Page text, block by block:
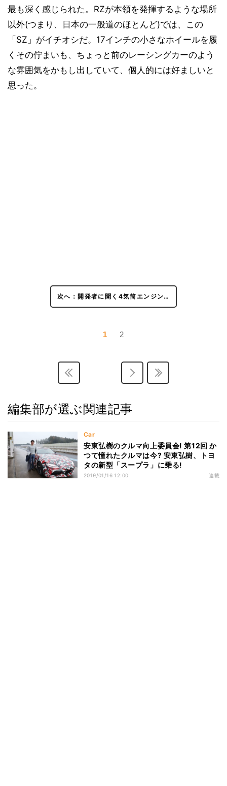
最も深く感じられた。RZが本領を発揮するような場所
以外(つまり、日本の一般道のほとんど)では、この
「SZ」がイチオシだ。17インチの小さなホイールを履
くその佇まいも、ちょっと前のレーシングカーのよう
な雰囲気をかもし出していて、個人的には好ましいと
思った。
次へ：開発者に聞く4気筒エンジン…
1 2
編集部が選ぶ関連記事
Car
安東弘樹のクルマ向上委員会! 第12回 か
つて憧れたクルマは今? 安東弘樹、トヨ
タの新型「スープラ」に乗る!
2019/01/16 12:00 連載